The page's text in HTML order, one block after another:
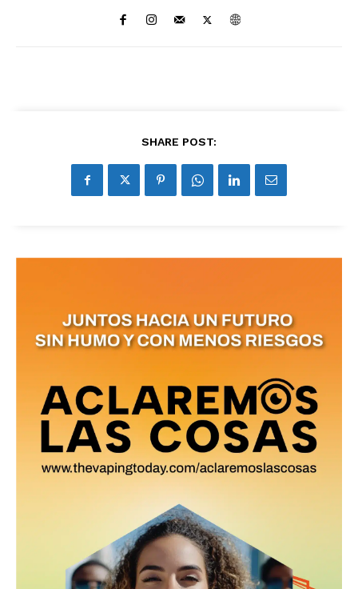
últimas noticias
receive all the news of vaping and
tobacco harm reduction in your email.
SHARE POST: